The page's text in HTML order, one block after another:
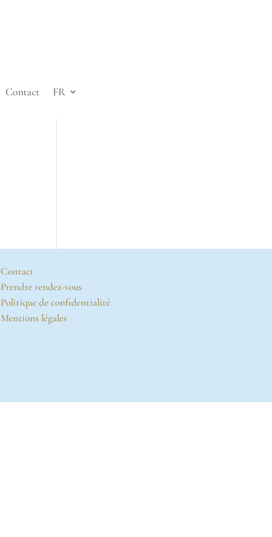
Contact FR
Contact
Prendre rendez-vous
Politique de confidentialité
Mentions légales